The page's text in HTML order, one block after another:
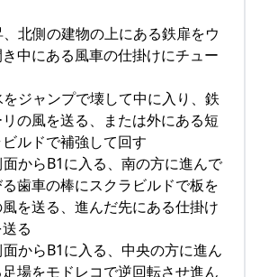
北側の建物の上にある鉄扉をウ
中にある風車の仕掛けにチュー
ジャンプで壊して中に入り、鉄
の風を送る、または外にある短
ルドで補強して回す
からB1に入る、南の方に進んで
歯車の棒にスクラビルドで板を
を送る、進んだ先にある仕掛け
る
からB1に入る、中央の方に進ん
場をモドレコで逆回転させ進ん